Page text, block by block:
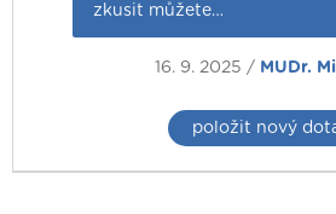
zkusit můžete…
16. 9. 2025 / MUDr.
položit nový